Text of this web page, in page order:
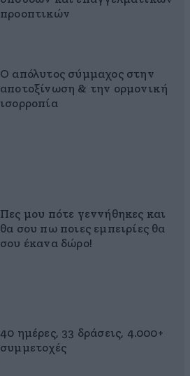
προοπτικών
Ο απόλυτος σύμμαχος στην
αποτοξίνωση & την ορμονική
ισορροπία
Πες μου πότε γεννήθηκες και
θα σου πω ποιες εμπειρίες θα
σου έκανα δώρο!
40 ημέρες, 33 δράσεις, 4.000+
συμμετοχές